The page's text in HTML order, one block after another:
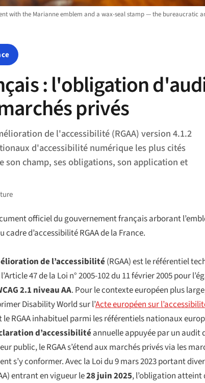
with the Marianne emblem and a wax-seal stamp — the bureaucratic
: l'obligation
privés
de l'accessibilité (RGAA) version 4.1.2
d'accessibilité numérique les plus cités
son champ, ses obligations, son application et
officiel du gouvernement français arborant
d’accessibilité RGAA de la France.
de l’accessibilité(RGAA) est le référentiel
47 de la Loi n° 2005-102 du 11 février 2005 pour
2.1 niveau AA. Pour le contexte européen plus
Disability World sur l’Acte européen sur
RGAA inhabituel parmi les référentiels nationaux
d’accessibilitéannuelle appuyée par un audit
public, le RGAA s’étend aux marchés privés via les
s’y conformer. Avec la Loi du 9 mars 2023 portant
entrant en vigueur le28 juin 2025, l’obligation atteint